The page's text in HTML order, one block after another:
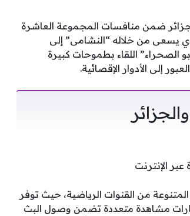
ضمن منافسات المجموعة العاشرة
الذي يسعى من خلاله “النشامى” إلى
الصحراء” اللقاء بطموحات كبيرة
إلى الأدوار الإقصائية.
الإنترنت
من القنوات الرياضية، حيث توفر
مشاهدة متعددة تضمن وصول البث